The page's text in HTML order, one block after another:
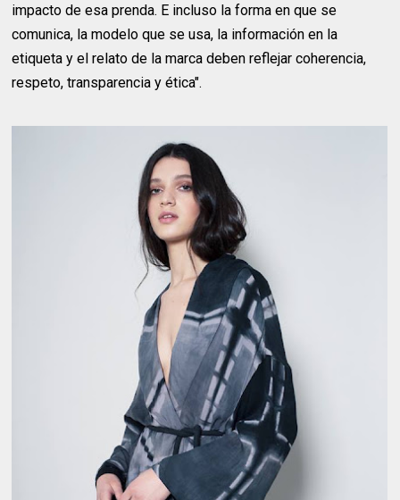
impacto de esa prenda. E incluso la forma en que se
comunica, la modelo que se usa, la información en la
etiqueta y el relato de la marca deben reflejar coherencia,
respeto, transparencia y ética".